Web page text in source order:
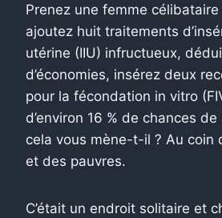
Prenez une femme
ajoutez huit traitements
utérine (IIU) infructueux,
d’économies, insérez deux
pour la fécondation in vitro
d’environ 16 % de chances
cela vous mène-t-il ? Au coin
et des pauvres.
C’était un endroit solitaire et